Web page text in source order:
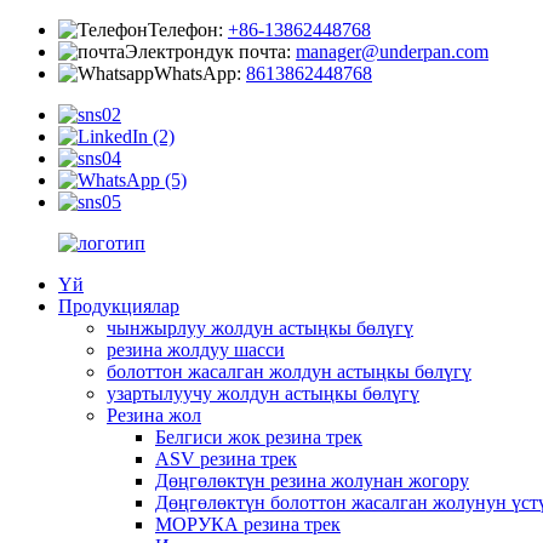
Телефон: +86-13862448768
Электрондук почта: manager@underpan.com
WhatsApp: 8613862448768
Үй
Продукциялар
чынжырлуу жолдун астыңкы бөлүгү
резина жолдуу шасси
болоттон жасалган жолдун астыңкы бөлүгү
узартылуучу жолдун астыңкы бөлүгү
Резина жол
Белгиси жок резина трек
ASV резина трек
Дөңгөлөктүн резина жолунан жогору
Дөңгөлөктүн болоттон жасалган жолунун
МОРУКА резина трек